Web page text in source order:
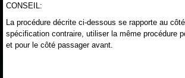
CONSEIL:
La procédure décrite ci-dessous se rapporte au
spécification contraire, utiliser la même procédure
et pour le côté passager avant.